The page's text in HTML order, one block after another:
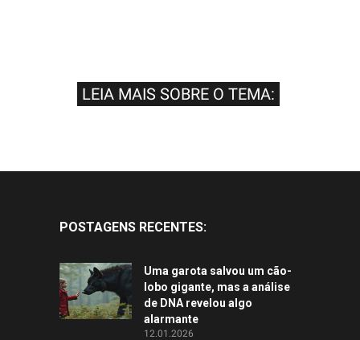
LEIA MAIS SOBRE O TEMA:
POSTAGENS RECENTES:
Uma garota salvou um cão-
lobo gigante, mas a análise
de DNA revelou algo
alarmante
12.01.2026